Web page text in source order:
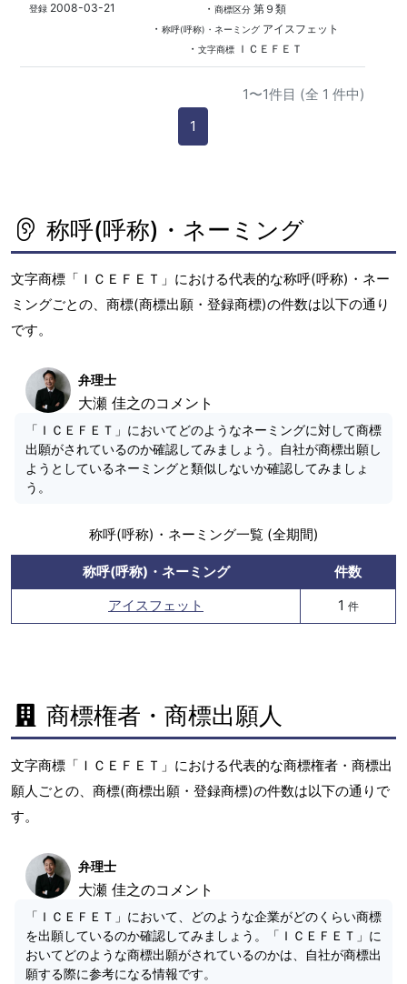
登録2008-03-21
・ 商標区分第９類
・ 称呼(呼称)・ネーミングアイスフェット
・ 文字商標ＩＣＥＦＥＴ
1〜1件目 (全 1 件中)
1
称呼(呼称)・ネーミング
文字商標「ＩＣＥＦＥＴ」における代表的な称呼(呼称)・ネー
ミングごとの、商標(商標出願・登録商標)の件数は以下の通り
です。
弁理士
大瀬 佳之のコメント
「ＩＣＥＦＥＴ」においてどのようなネーミングに対して商標
出願がされているのか確認してみましょう。自社が商標出願し
ようとしているネーミングと類似しないか確認してみましょ
う。
称呼(呼称)・ネーミング一覧 (全期間)
称呼(呼称)・ネーミング
件数
アイスフェット
1 件
商標権者・商標出願人
文字商標「ＩＣＥＦＥＴ」における代表的な商標権者・商標出
願人ごとの、商標(商標出願・登録商標)の件数は以下の通りで
す。
弁理士
大瀬 佳之のコメント
「ＩＣＥＦＥＴ」において、どのような企業がどのくらい商標
を出願しているのか確認してみましょう。「ＩＣＥＦＥＴ」に
おいてどのような商標出願がされているのかは、自社が商標出
願する際に参考になる情報です。